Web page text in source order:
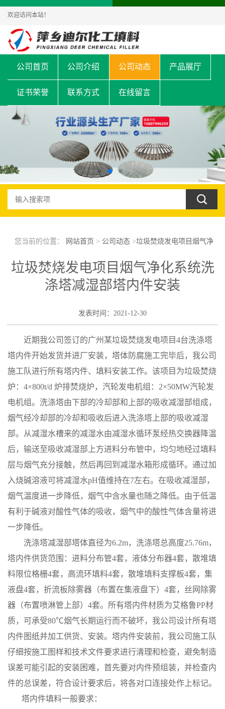
欢迎访问本站！
公司首页 公司介绍 公司动态 产品展厅
证书荣誉 联系方式 在线留言
您当前的位置： 网站首页 > 公司动态>垃圾焚烧发电项目烟气净
化系统洗涤塔减湿部塔内件安装
垃圾焚烧发电项目烟气净化系统洗
涤塔减湿部塔内件安装
发表时间：2021-12-30
近期我公司签订的广州某垃圾焚烧发电项目 4台洗涤塔
塔内件开始发货并进厂安装，塔体防腐施工完毕后，我公司
施工队进行所有塔内件、填料安装工作。该项目为垃圾焚烧
炉： 4×800t/d 炉排焚烧炉， 汽轮发电机组： 2×50MW汽轮发
电机组。洗涤塔由下部的冷却部和上部的吸收减湿部组成，
烟气经冷却部的冷却和吸收后进入洗涤塔上部的吸收减湿
部。从减湿水槽来的减湿水由减湿水循环泵经热交换器降温
后，输送至吸收减湿部上方进料分布管中，均匀地经过填料
层与烟气充分接触，然后再回到减湿水箱形成循环。通过加
入烧碱溶液可将减湿水pH值维持在7左右。在吸收减湿部，
烟气温度进一步降低，烟气中含水量也随之降低。由于低温
有利于碱液对酸性气体的吸收，烟气中的酸性气体含量将进
一步降低。
洗涤塔减湿部塔体直径为6.2m， 洗涤塔总高度25.76m，
塔内件供货范围： 进料分布管4套， 液体分布器4套， 散堆填
料限位格栅4套，高流环填料4套， 散堆填料支撑板4套， 集
液盘4套，折流板除雾器（布置在集液盘下） 4套， 丝网除雾
器（布置喷淋管上部） 4套。 所有塔内件材质为艾格鲁PP材
质， 可承受80℃烟气长期运行而不破坏，我公司设计所有塔
内件图纸并加工供货、安装。塔内件安装前，我公司施工队
仔细按施工图样和技术文件要求进行清理和检查，避免制造
误差可能引起的安装困难，首先要对内件预组装，并检查内
件的总误差，符合设计要求后，将各对口连接处作上标记。
塔内件填料一般要求：